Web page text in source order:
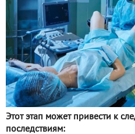
Этот этап может привести к
последствиям: